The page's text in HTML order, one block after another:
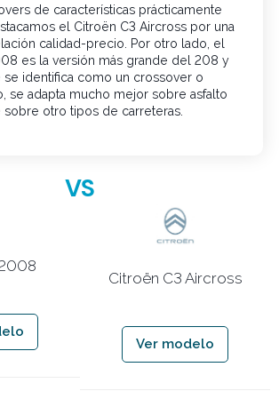
de características prácticamente
el Citroën C3 Aircross por una
calidad-precio. Por otro lado, el
es la versión más grande del 208 y
se identifica como un crossover o
se adapta mucho mejor sobre asfalto
sobre otro tipos de carreteras.
VS
Citroën C3 Aircross
Ver modelo